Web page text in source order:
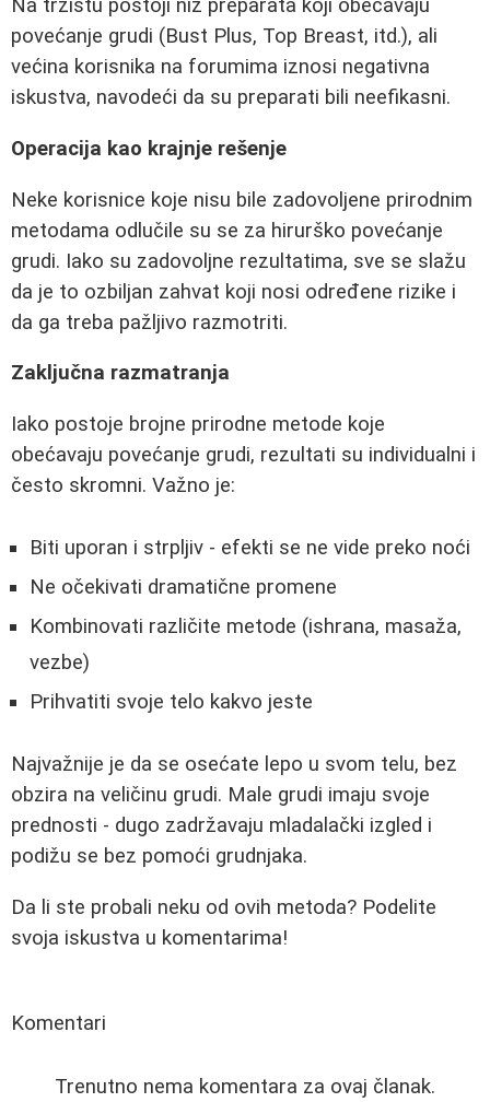
Na tržištu postoji niz preparata koji obećavaju
povećanje grudi (Bust Plus, Top Breast, itd.), ali
većina korisnika na forumima iznosi negativna
iskustva, navodeći da su preparati bili neefikasni.
Operacija kao krajnje rešenje
Neke korisnice koje nisu bile zadovoljene prirodnim
metodama odlučile su se za hirurško povećanje
grudi. Iako su zadovoljne rezultatima, sve se slažu
da je to ozbiljan zahvat koji nosi određene rizike i
da ga treba pažljivo razmotriti.
Zaključna razmatranja
Iako postoje brojne prirodne metode koje
obećavaju povećanje grudi, rezultati su individualni i
često skromni. Važno je:
Biti uporan i strpljiv - efekti se ne vide preko noći
Ne očekivati dramatične promene
Kombinovati različite metode (ishrana, masaža,
vezbe)
Prihvatiti svoje telo kakvo jeste
Najvažnije je da se osećate lepo u svom telu, bez
obzira na veličinu grudi. Male grudi imaju svoje
prednosti - dugo zadržavaju mladalački izgled i
podižu se bez pomoći grudnjaka.
Da li ste probali neku od ovih metoda? Podelite
svoja iskustva u komentarima!
Komentari
Trenutno nema komentara za ovaj članak.